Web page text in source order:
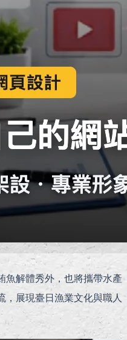
魚解體秀外，也將攜帶水產
，展現臺日漁業文化與職人